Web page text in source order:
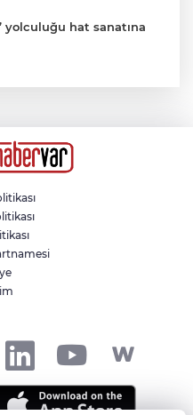
yolculuğu hat sanatına
için denize giren 19
kesildi, sahillerdeki